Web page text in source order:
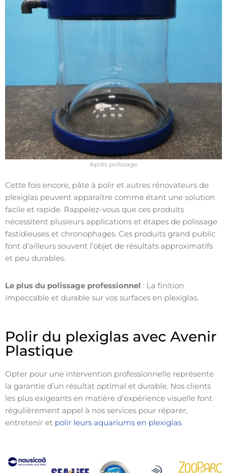
Après polissage
Cette fois encore, pâte à polir et autres rénovateurs de
plexiglas peuvent apparaître comme étant une solution
facile et rapide. Rappelez-vous que ces produits
nécessitent plusieurs applications et étapes de polissage
fastidieuses et chronophages. Ces produits grand public
font d’ailleurs souvent l’objet de résultats approximatifs
et peu durables.
Le plus du polissage professionnel : La finition
impeccable et durable sur vos surfaces en plexiglas.
Polir du plexiglas avec Avenir
Plastique
Opter pour une intervention professionnelle représente
la garantie d’un résultat optimal et durable. Nos clients
les plus exigeants en matière d’expérience visuelle font
régulièrement appel à nos services pour réparer,
entretenir et polir leurs aquariums en plexiglas.